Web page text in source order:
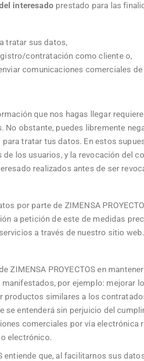
interesado prestado para las
tratar sus datos,
contratación como cliente o,
comunicaciones comerciales de
que nos hagas llegar
No obstante, puedes libremente
tratar tus datos. En estos
de los usuarios, y la revocación del
realizados antes de ser
por parte de ZIMENSA
a petición de este de medidas
a través de nuestro sitio web.
ZIMENSA PROYECTOS en
manifestados, por ejemplo:
productos similares a los
se entenderá sin perjuicio del
comerciales por vía
electrónico.
entiende que, al facilitarnos sus